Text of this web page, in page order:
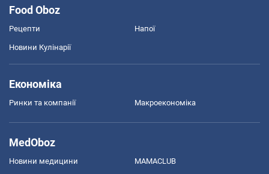
Food Oboz
Рецепти Напої
Новини Кулінарії
Економіка
Ринки та компанії Макроекономіка
MedOboz
Новини медицини MAMACLUB